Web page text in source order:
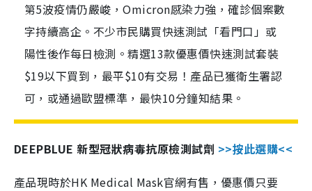
第5波疫情仍嚴峻，Omicron感染力強，確診個案數
字持續高企。不少市民購買快速測試「看門口」或
陽性後作每日檢測。精選13款優惠價快速測試套裝
$19以下買到，最平$10有交易！產品已獲衛生署認
可，或通過歐盟標準，最快10分鐘知結果。
DEEPBLUE 新型冠狀病毒抗原檢測試劑 >>按此選購<<
產品現時於HK Medical Mask官網有售，優惠價只要